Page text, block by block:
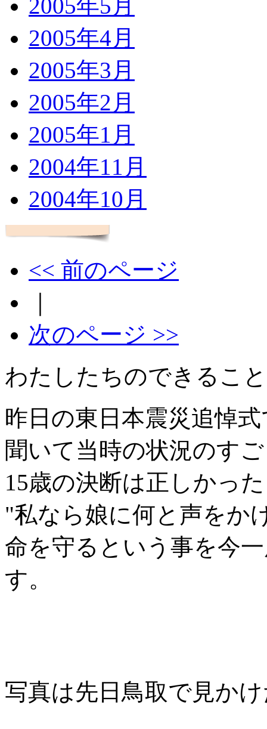
2005年5月
2005年4月
2005年3月
2005年2月
2005年1月
2004年11月
2004年10月
<< 前のページ
次のページ >>
わたしたちのできること
昨日の東日本震災追悼
聞いて当時の状況のす
15歳の決断は正しかっ
"私なら娘に何と声をか
命を守るという事を今
す。
写真は先日鳥取で見か